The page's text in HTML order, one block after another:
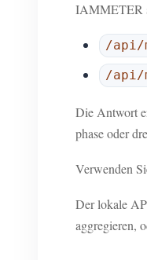
IAMMETER
/api/
/api/
Die Antwort
phase oder
Verwenden
Der lokale
aggregieren,